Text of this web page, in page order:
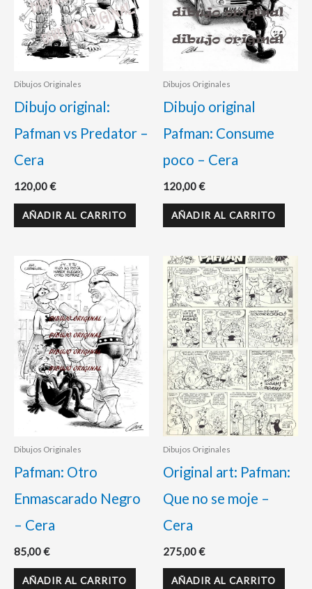
Dibujos Originales
Dibujo original:
Pafman vs Predator –
Cera
120,00€
AÑADIR AL CARRITO
Dibujos Originales
Dibujo original
Pafman: Consume
poco – Cera
120,00€
AÑADIR AL CARRITO
Dibujos Originales
Pafman: Otro
Enmascarado Negro
– Cera
85,00€
AÑADIR AL CARRITO
Dibujos Originales
Original art: Pafman:
Que no se moje –
Cera
275,00€
AÑADIR AL CARRITO